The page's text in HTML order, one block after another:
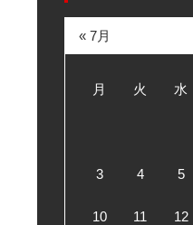
月 火 水
3 4 5
10 11 12
« 7月